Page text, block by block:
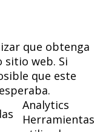
que obtenga
sitio web. Si
que este
Analytics
Herramientas